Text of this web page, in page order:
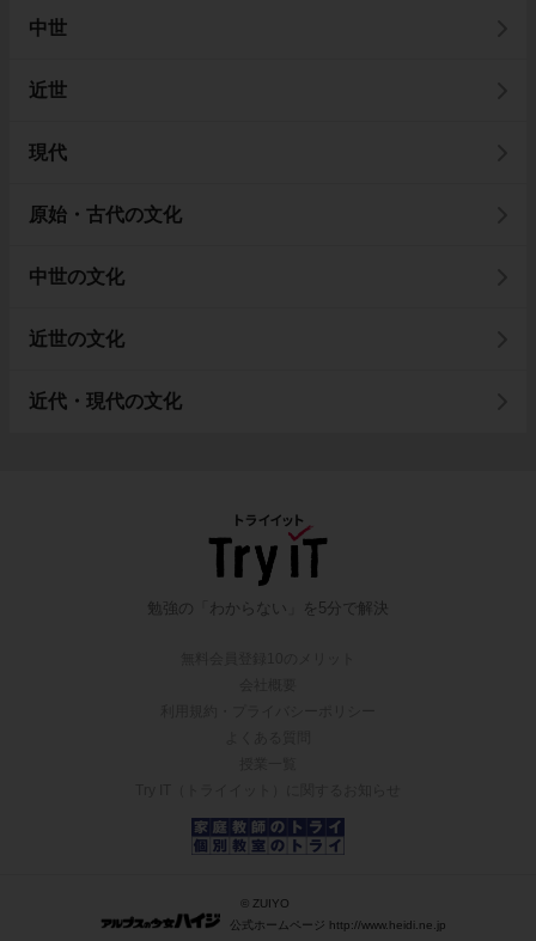
中世
近世
現代
原始・古代の文化
中世の文化
近世の文化
近代・現代の文化
勉強の「わからない」を5分で解決
© ZUIYO
公式ホームページ http://www.heidi.ne.jp